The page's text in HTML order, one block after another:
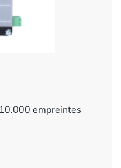
empreintes